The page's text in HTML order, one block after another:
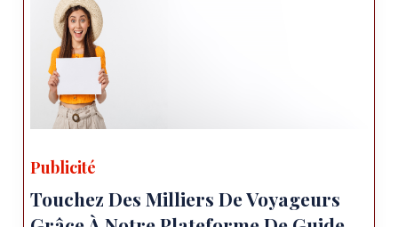
Publicité
Touchez Des Milliers De Voyageurs